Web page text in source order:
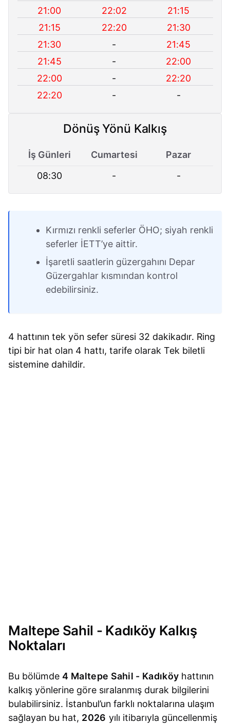
21:00
22:02
21:15
21:15
22:20
21:30
21:30
-
21:45
21:45
-
22:00
22:00
-
22:20
22:20
- -
Dönüş Yönü Kalkış
İş Günleri Cumartesi
Pazar
08:30
- -
Kırmızı renkli seferler ÖHO; siyah renkli
seferler İETT’ye aittir.
İşaretli saatlerin güzergahını Depar
Güzergahlar kısmından kontrol
edebilirsiniz.
4 hattının tek yön sefer süresi 32 dakikadır. Ring
tipi bir hat olan 4 hattı, tarife olarak Tek biletli
sistemine dahildir.
Maltepe Sahil - Kadıköy Kalkış
Noktaları
Bu bölümde 4 Maltepe Sahil - Kadıköy hattının
kalkış yönlerine göre sıralanmış durak bilgilerini
bulabilirsiniz. İstanbul’un farklı noktalarına ulaşım
sağlayan bu hat, 2026 yılı itibarıyla güncellenmiş